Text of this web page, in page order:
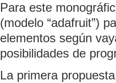
Para este
(modelo “adafruit”)
elementos según
posibilidades de
La primera